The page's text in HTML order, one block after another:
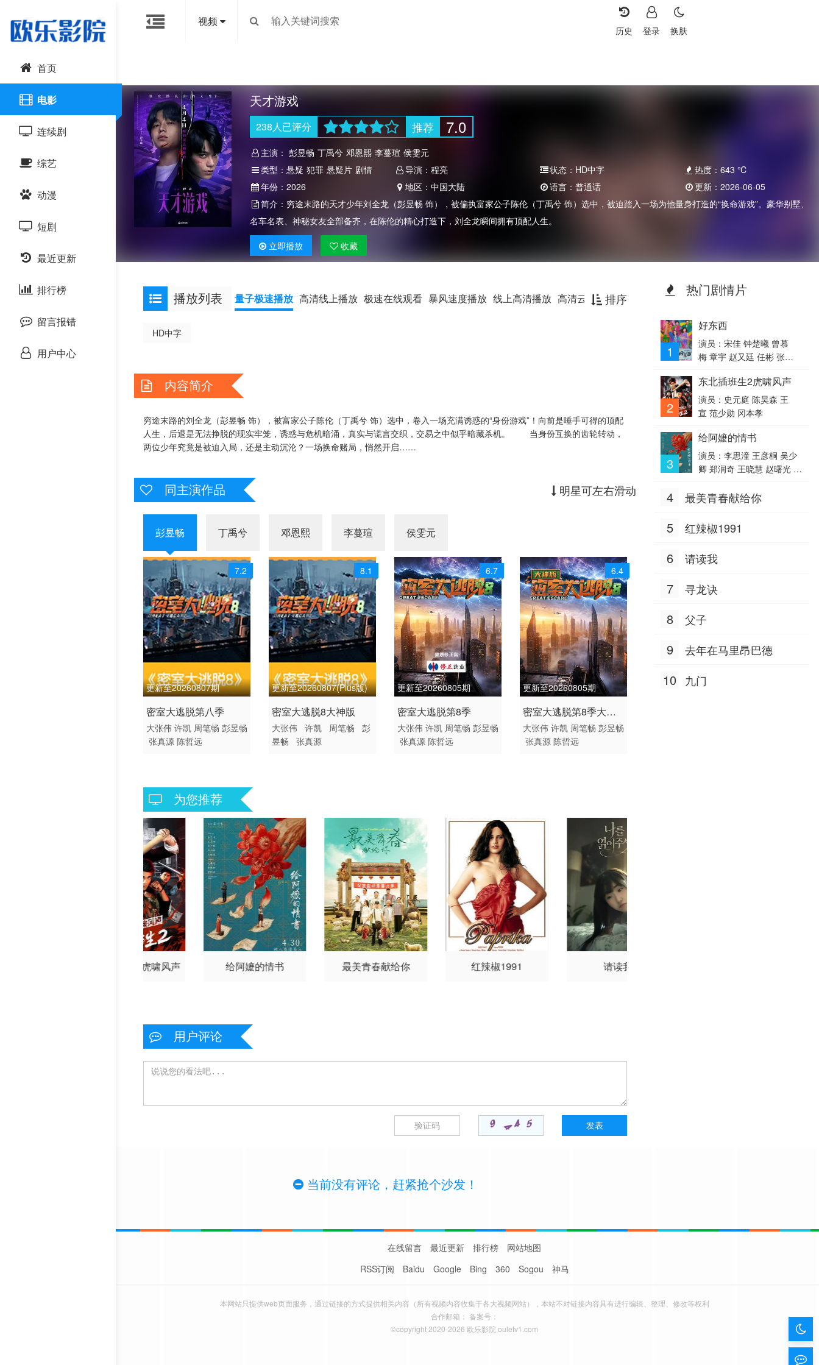
视频
换肤
登录
历史
首页
电影
连续剧
国产剧
港台剧
日韩剧
欧美剧
泰国剧
综艺
大陆综艺
日韩综艺
港台综艺
欧美综艺
动漫
国产动漫
日韩动漫
欧美动漫
短剧
最近更新
排行榜
留言报错
用户中心
天才游戏
238人已评分 推荐 7.0
主演： 彭昱畅 丁禹兮 邓恩熙 李蔓瑄 侯雯元
类型： 悬疑 犯罪 悬疑片 剧情 导演：程亮 状态： HD中字 热度： 643 ℃
年份： 2026 地区：中国大陆 语言：普通话 更新： 2026-06-05
简介： 穷途末路的天才少年刘全龙（彭昱畅 饰），被偏执富家公子陈伦（丁禹兮 饰）选中，被迫踏入一场为他量身打造的“换命游戏”。豪华别墅、
名车名表、神秘女友全部备齐，在陈伦的精心打造下，刘全龙瞬间拥有顶配人生。
立即播放 收藏
播放列表 排序
量子极速播放 高清线上播放 极速在线观看 暴风速度播放 线上高清播放 高清云播放器 光速播放
HD中字
内容简介
穷途末路的刘全龙（彭昱畅 饰），被富家公子陈伦（丁禹兮 饰）选中，卷入一场充满诱惑的“身份游戏”！向前是唾手可得的顶配
人生，后退是无法挣脱的现实牢笼，诱惑与危机暗涌，真实与谎言交织，交易之中似乎暗藏杀机。 当身份互换的齿轮转动，
两位少年究竟是被迫入局，还是主动沉沦？一场换命赌局，悄然开启……
同主演作品 明星可左右滑动
彭昱畅 丁禹兮 邓恩熙 李蔓瑄 侯雯元
7.2
更新至20260807期
2026 / 中国大陆 / 汉语普
通话
大陆综艺
密室大逃脱第八季
大张伟 许凯 周笔畅 彭昱畅
张真源 陈哲远
8.1
更新至20260807(Plus版)
2026 / 中国大陆 / 汉语普
通话
大陆综艺
密室大逃脱8大神版
大张伟 许凯 周笔畅
彭
昱畅
张真源
6.7
更新至20260805期
2026 / 大陆 / 汉语普通话
真人秀 大陆综艺
密室大逃脱第8季
大张伟 许凯 周笔畅 彭昱畅
张真源 陈哲远
6.4
更新至20260805期
2026 / 大陆 / 汉语普通话
大陆综艺
密室大逃脱第8季大神
版
大张伟 许凯 周笔畅 彭昱畅
张真源 陈哲远
为您推荐
东北插班生2虎啸风声 给阿嬷的情书 最美青春献给你 红辣椒1991 请读我
用户评论
当前没有评论，赶紧抢个沙发！
热门剧情片
1
好东西
演员：宋佳 钟楚曦 曾慕
梅 章宇 赵又廷 任彬 张
易 杨英格 安栋 冯玛娅
2
东北插班生2虎啸风声
演员：史元庭 陈昊森 王
宣 范少勋 冈本孝
3
给阿嬷的情书
演员：李思潼 王彦桐 吴少
卿 郑润奇 王晓慧 赵曙光 李
姆 方培松
4 最美青春献给你
5 红辣椒1991
6 请读我
7 寻龙诀
8 父子
9 去年在马里昂巴德
10 九门
暗
色留
在线留言 最近更新 排行榜
网站地图
RSS订阅
Baidu Google Bing 360 Sogou 神马
本网站只提供web页面服务，通过链接的方式提供相关内容（所有视频内容收集于各大视频网站），本站不对链接内容具有进行编辑、整理、修改等权利
合作邮箱： 备案号：
©copyright 2020-2026 欧乐影院 ouletv1.com